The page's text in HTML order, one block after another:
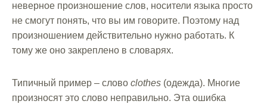
неверное произношение слов, носители языка просто
не смогут понять, что вы им говорите. Поэтому над
произношением действительно нужно работать. К
тому же оно закреплено в словарях.
Типичный пример – слово clothes (одежда). Многие
произносят это слово неправильно. Эта ошибка